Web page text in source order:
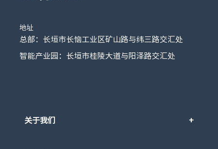
地址
总部：长垣市长恼工业区矿山路与纬三路交汇处
智能产业园：长垣市桂陵大道与阳泽路交汇处
关于我们